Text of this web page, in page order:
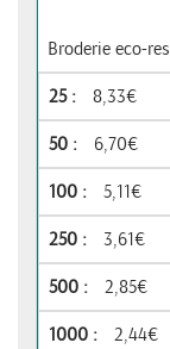
Broderie eco-
8,33€
6,70€
5,11€
3,61€
2,85€
2,44€